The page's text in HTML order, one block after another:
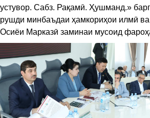
устувор. Сабз. Рақамӣ. Ҳушманд.»
рушди минбаъдаи ҳамкориҳои илмӣ
Осиёи Марказӣ заминаи мусоид